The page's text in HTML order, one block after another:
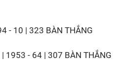
- 10 | 323 BÀN THẮNG
| 1953 - 64 | 307 BÀN THẮNG